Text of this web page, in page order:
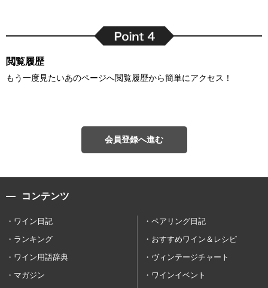
閲覧履歴
もう一度見たいあのページへ閲覧履歴から簡単にアクセス！
会員登録へ進む
コンテンツ
ワイン日記
ペアリング日記
ランキング
おすすめワイン＆レシピ
ワイン用語辞典
ヴィンテージチャート
マガジン
ワインイベント